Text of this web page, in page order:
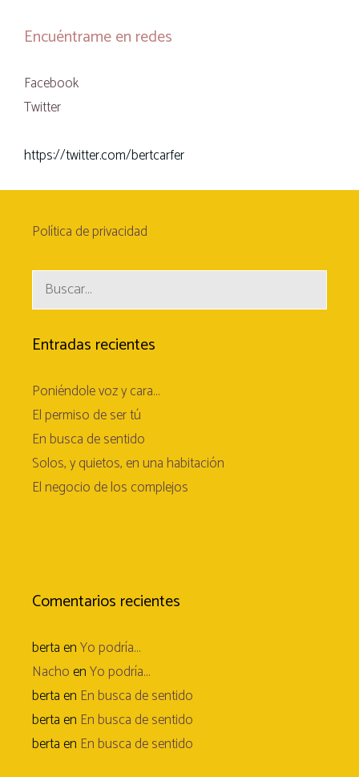
Encuéntrame en redes
Facebook
Twitter
https://twitter.com/bertcarfer
Política de privacidad
Buscar:
Entradas recientes
Poniéndole voz y cara…
El permiso de ser tú
En busca de sentido
Solos, y quietos, en una habitación
El negocio de los complejos
Comentarios recientes
bertaenYo podría…
NachoenYo podría…
bertaen En busca de sentido
bertaen En busca de sentido
bertaen En busca de sentido